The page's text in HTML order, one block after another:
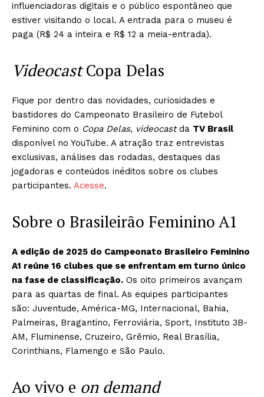
influenciadoras digitais e o público espontâneo que
estiver visitando o local. A entrada para o museu é
paga (R$ 24 a inteira e R$ 12 a meia-entrada).
VideocastCopa Delas
Fique por dentro das novidades, curiosidades e
bastidores do Campeonato Brasileiro de Futebol
Feminino com o Copa Delas, videocastda TV Brasil
disponível no YouTube. A atração traz entrevistas
exclusivas, análises das rodadas, destaques das
jogadoras e conteúdos inéditos sobre os clubes
participantes. Acesse.
Sobre o Brasileirão Feminino A1
A edição de 2025 do Campeonato Brasileiro Feminino
A1 reúne 16 clubes que se enfrentam em turno único
na fase de classificação. Os oito primeiros avançam
para as quartas de final. As equipes participantes
são: Juventude, América-MG, Internacional, Bahia,
Palmeiras, Bragantino, Ferroviária, Sport, Instituto 3B-
AM, Fluminense, Cruzeiro, Grêmio, Real Brasília,
Corinthians, Flamengo e São Paulo.
Ao vivo e on demand